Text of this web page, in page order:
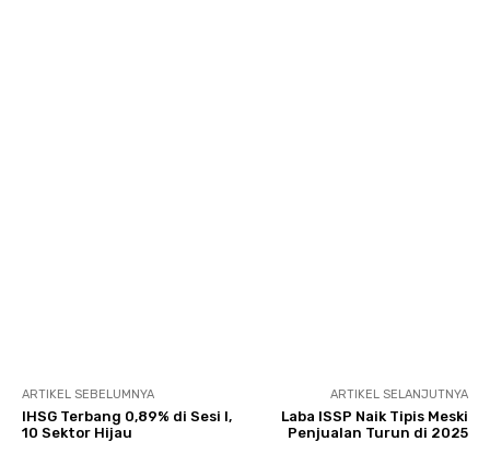
ARTIKEL SEBELUMNYA
IHSG Terbang 0,89% di Sesi I,
10 Sektor Hijau
ARTIKEL SELANJUTNYA
Laba ISSP Naik Tipis Meski
Penjualan Turun di 2025